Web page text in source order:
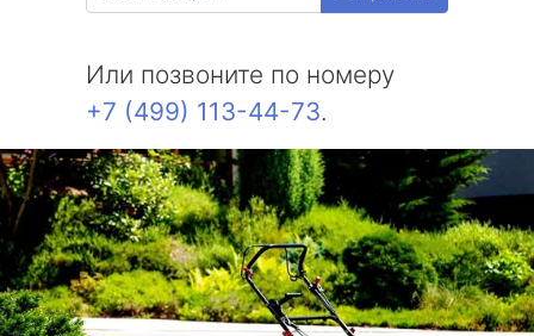
Или позвоните по номеру
+7 (499) 113-44-73.